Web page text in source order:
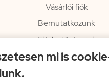
mi is
Vásárlói fiók
Bemutatkozunk
Elérhetőségeink
Hírlevél